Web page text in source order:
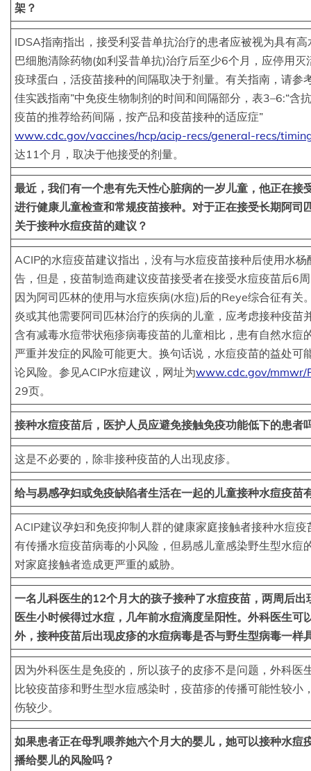
架？
IDSA指南指出，接受利妥昔单抗治疗的患者应被视为具有
巴细胞清除药物(如利妥昔单抗)治疗后至少6个月，应停用
疫球蛋白，活疫苗接种的间隔取决于剂量。有关指南，请参
佳实践指南”中免疫生物制剂的时间和间隔部分，表3–6:“含
疫苗的推荐给药间隔，按产品和疫苗接种的适应症”
www.cdc.gov/vaccines/hcp/acip-recs/general-recs/
达11个月，取决于他接受的剂量。
最近，我们有一个患有先天性心脏病的一岁儿童，他正在接
进行健康儿童检查和常规疫苗接种。对于正在接受长期阿司
关于接种水痘疫苗的建议？
ACIP的水痘疫苗建议指出，没有与水痘疫苗接种后使用水
告，但是，疫苗制造商建议疫苗接受者在接受水痘疫苗后6
因为阿司匹林的使用与水痘疾病(水痘)后的Reye综合征有关
炎或其他需要阿司匹林治疗的疾病的儿童，应考虑接种疫苗
含有减毒水痘带状疱疹病毒疫苗的儿童相比，患有自然水痘
严重并发症的风险可能更大。换句话说，水痘疫苗的益处可
论风险。参见ACIP水痘建议，网址为www.cdc.gov/mmwr/
29页。
接种水痘疫苗后，医护人员应避免接触免疫功能低下的患者
这是不必要的，除非接种疫苗的人出现皮疹。
给与易感孕妇或免疫缺陷者生活在一起的儿童接种水痘疫苗
ACIP建议孕妇和免疫抑制人群的健康家庭接触者接种水痘
有传播水痘疫苗病毒的小风险，但易感儿童感染野生型水痘
对家庭接触者造成更严重的威胁。
一名儿科医生的12个月大的孩子接种了水痘疫苗，两周后出
医生小时候得过水痘，几年前水痘滴度呈阳性。外科医生可
外，接种疫苗后出现皮疹的水痘病毒是否与野生型病毒一样
因为外科医生是免疫的，所以孩子的皮疹不是问题，外科医
比较疫苗疹和野生型水痘感染时，疫苗疹的传播可能性较小
伤较少。
如果患者正在母乳喂养她六个月大的婴儿，她可以接种水痘
播给婴儿的风险吗？